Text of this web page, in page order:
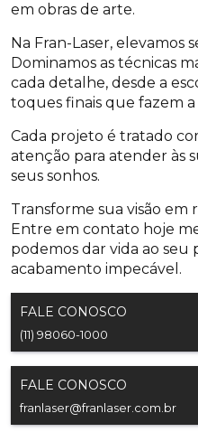
em obras de arte.
Na Fran-Laser, elevamos
Dominamos as técnicas
cada detalhe, desde a
toques finais que fazem
Cada projeto é tratado
atenção para atender às
seus sonhos.
Transforme sua visão em
Entre em contato hoje
podemos dar vida ao
acabamento impecável.
FALE CONOSCO
(11) 98060-1000
FALE CONOSCO
franlaser@franlaser.com.br